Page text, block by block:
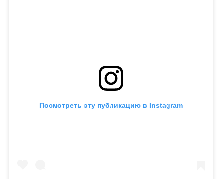
Посмотреть эту публикацию в Instagram